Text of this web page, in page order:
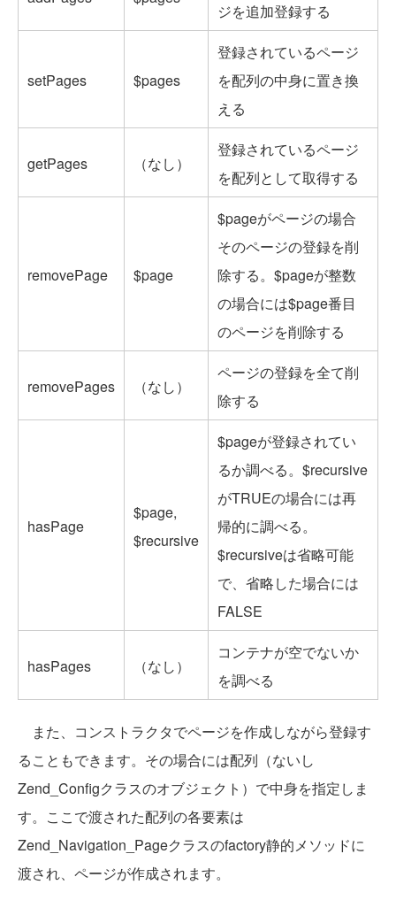
ジを追加登録する
setPages $pages
登録されているページ
を配列の中身に置き換
える
getPages （なし）
登録されているページ
を配列として取得する
removePage $page
$pageがページの場合
そのページの登録を削
除する。$pageが整数
の場合には$page番目
のページを削除する
removePages （なし）
ページの登録を全て削
除する
hasPage
$page,
$recursive
$pageが登録されてい
るか調べる。$recursive
がTRUEの場合には再
帰的に調べる。
$recursiveは省略可能
で、省略した場合には
FALSE
hasPages （なし）
コンテナが空でないか
を調べる
また、コンストラクタでページを作成しながら登録す
ることもできます。その場合には配列（ないし
Zend_Configクラスのオブジェクト）で中身を指定しま
す。ここで渡された配列の各要素は
Zend_Navigation_Pageクラスのfactory静的メソッドに
渡され、ページが作成されます。